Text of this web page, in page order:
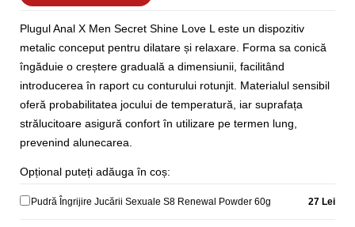
Plugul Anal X Men Secret Shine Love L este un dispozitiv
metalic conceput pentru dilatare și relaxare. Forma sa conică
îngăduie o creștere graduală a dimensiunii, facilitând
introducerea în raport cu conturului rotunjit. Materialul sensibil
oferă probabilitatea jocului de temperatură, iar suprafața
strălucitoare asigură confort în utilizare pe termen lung,
prevenind alunecarea.
Opțional puteți adăuga în coș:
Pudră Îngrijire Jucării Sexuale S8 Renewal Powder 60g 27 Lei